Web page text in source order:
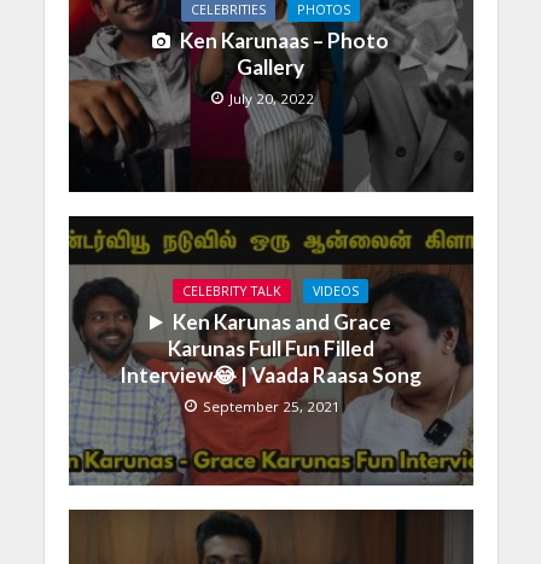
CELEBRITIES PHOTOS
Ken Karunaas – Photo
Gallery
July 20, 2022
CELEBRITY TALK VIDEOS
Ken Karunas and Grace
Karunas Full Fun Filled
Interview😂 | Vaada Raasa Song
September 25, 2021